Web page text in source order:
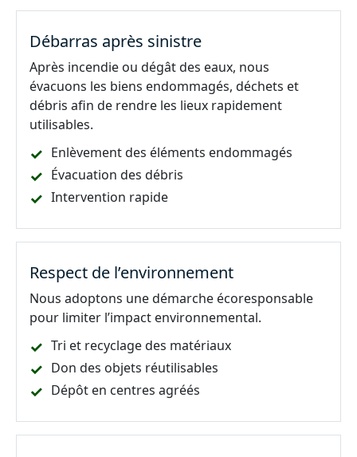
Débarras après sinistre
Après incendie ou dégât des eaux, nous
évacuons les biens endommagés, déchets et
débris afin de rendre les lieux rapidement
utilisables.
Enlèvement des éléments endommagés
Évacuation des débris
Intervention rapide
Respect de l’environnement
Nous adoptons une démarche écoresponsable
pour limiter l’impact environnemental.
Tri et recyclage des matériaux
Don des objets réutilisables
Dépôt en centres agréés